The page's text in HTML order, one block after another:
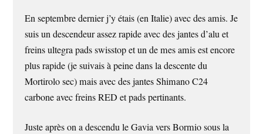
En septembre dernier j’y étais (en Italie) avec des amis. Je
suis un descendeur assez rapide avec des jantes d’alu et
freins ultegra pads swisstop et un de mes amis est encore
plus rapide (je suivais à peine dans la descente du
Mortirolo sec) mais avec des jantes Shimano C24
carbone avec freins RED et pads pertinants.
Juste après on a descendu le Gavia vers Bormio sous la